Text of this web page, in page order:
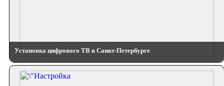
Установка цифрового ТВ в Санкт-Петербурге